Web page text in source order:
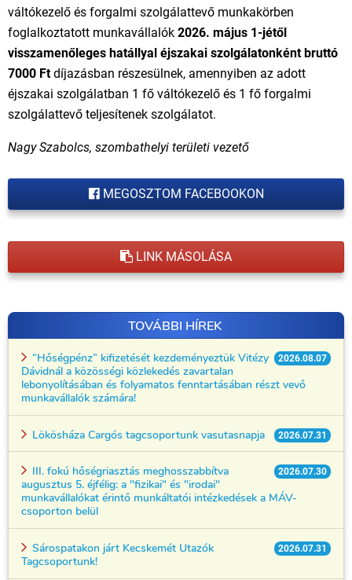
váltókezelő és forgalmi szolgálattevő munkakörben
foglalkoztatott munkavállalók 2026. május 1-jétől
visszamenőleges hatállyal éjszakai szolgálatonként bruttó
7000 Ftdíjazásban részesülnek, amennyiben az adott
éjszakai szolgálatban 1 fő váltókezelő és 1 fő forgalmi
szolgálattevő teljesítenek szolgálatot.
Nagy Szabolcs, szombathelyi területi vezető
MEGOSZTOM FACEBOOKON
LINK MÁSOLÁSA
TOVÁBBI HÍREK
2026.08.07
“Hőségpénz” kifizetését kezdeményeztük Vitézy
Dávidnál a közösségi közlekedés zavartalan
lebonyolításában és folyamatos fenntartásában részt vevő
munkavállalók számára!
2026.07.31
Lökösháza Cargós tagcsoportunk vasutasnapja
2026.07.30
III. fokú hőségriasztás meghosszabbítva
augusztus 5. éjfélig: a "fizikai" és "irodai"
munkavállalókat érintő munkáltatói intézkedések a MÁV-
csoporton belül
2026.07.31
Sárospatakon járt Kecskemét Utazók
Tagcsoportunk!